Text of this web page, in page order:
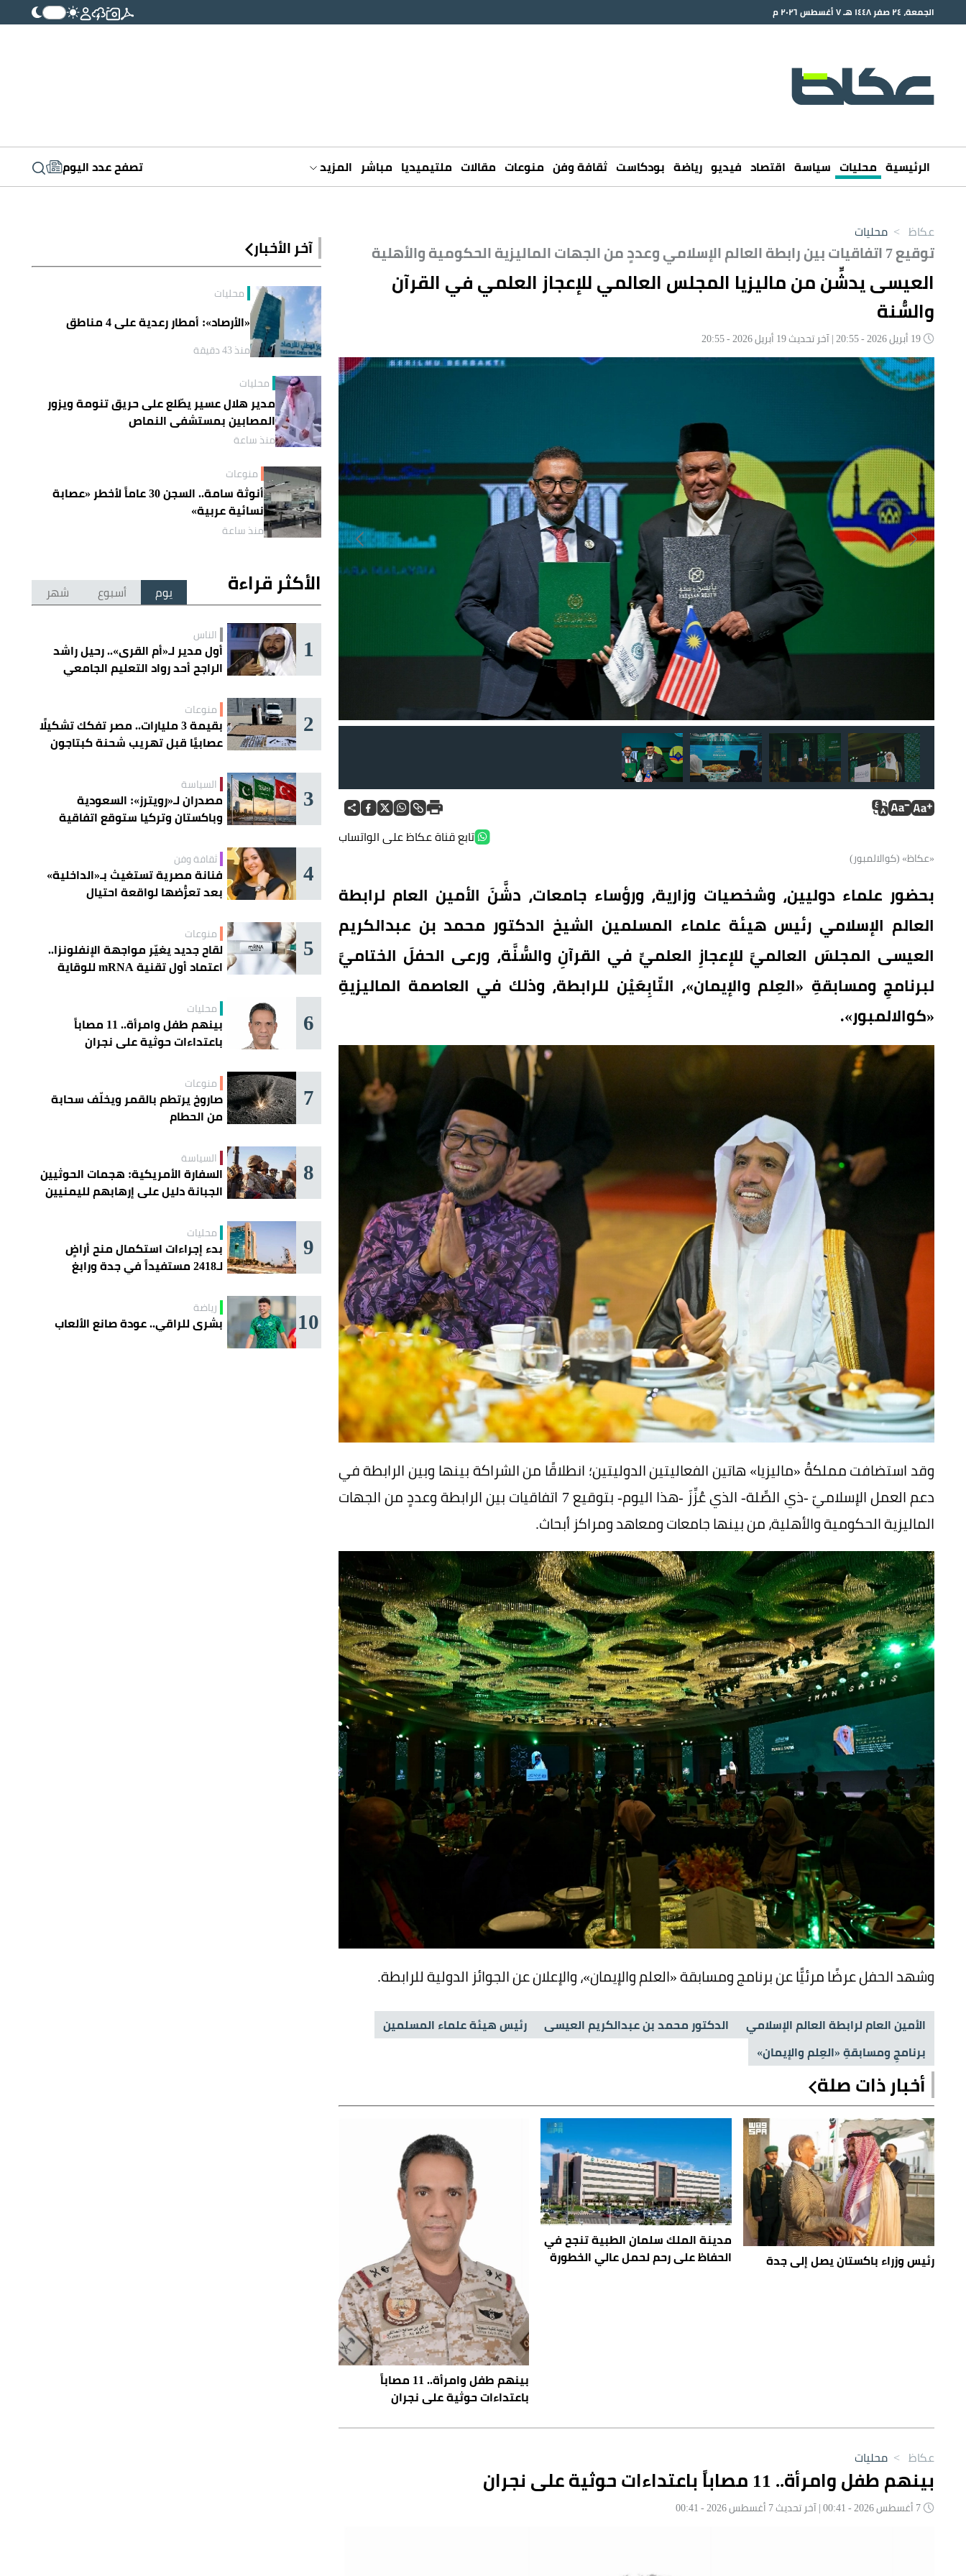
الجمعة، ٢٤ صفر ١٤٤٨ هـ ٧ أغسطس ٢٠٢٦ م
الرئيسية محليات سياسة اقتصاد فيديو رياضة بودكاست ثقافة وفن منوعات مقالات ملتيميديا مباشر المزيد تصفح عدد اليوم
عكاظ > محليات
توقيع 7 اتفاقيات بين رابطة العالم الإسلامي وعددٍ من الجهات الماليزية الحكومية والأهلية
العيسى يدشِّن من ماليزيا المجلس العالمي للإعجاز العلمي في القرآن
والسُّنة
تابع قناة عكاظ على الواتساب
«عكاظ» (كوالالمبور)
بحضور علماء دوليين، وشخصيات وزارية، ورؤساء جامعات، دشَّنَ الأمين العام لرابطة
العالم الإسلامي رئيس هيئة علماء المسلمين الشيخ الدكتور محمد بن عبدالكريم
العيسى المجلسَ العالميَّ للإعجازِ العلميِّ في القرآنِ والسُّنَّة، ورعى الحفلَ الختاميَّ
لبرنامجِ ومسابقةِ «العِلم والإيمان»، التّابِعَيْن للرابطة، وذلك في العاصمة الماليزيةِ
«كوالالمبور».
وقد استضافت مملكةُ «ماليزيا» هاتين الفعاليتين الدوليتين؛ انطلاقًا من الشراكة بينها وبين الرابطة في
دعم العمل الإسلاميّ -ذي الصِّلة- الذي عُزِّزَ -هذا اليوم- بتوقيع 7 اتفاقيات بين الرابطة وعددٍ من الجهات
الماليزية الحكومية والأهلية، من بينها جامعات ومعاهد ومراكز أبحاث.
وشهد الحفل عرضًا مرئيًّا عن برنامج ومسابقة «العلم والإيمان»، والإعلان عن الجوائز الدولية للرابطة.
الأمين العام لرابطة العالم الإسلامي الدكتور محمد بن عبدالكريم العيسى
رئيس هيئة علماء المسلمين
برنامجِ ومسابقةِ «العِلم والإيمان»
أخبار ذات صلة
رئيس وزراء باكستان يصل إلى جدة
مدينة الملك سلمان الطبية تنجح في
الحفاظ على رحم لحمل عالي الخطورة
بينهم طفل وامرأة.. 11 مصاباً
باعتداءات حوثية على نجران
آخر الأخبار
محليات
«الأرصاد»: أمطار رعدية على 4 مناطق
منذ 43 دقيقة
محليات
مدير هلال عسير يطّلع على حريق تنومة ويزور
المصابين بمستشفى النماص
منذ ساعة
منوعات
أنوثة سامة.. السجن 30 عاماً لأخطر «عصابة
نسائية عربية»
منذ ساعة
الأكثر قراءة يوم أسبوع شهر
1 الناس
أول مدير لـ«أم القرى».. رحيل راشد
الراجح أحد رواد التعليم الجامعي
2 منوعات
بقيمة 3 مليارات.. مصر تفكك تشكيلًا
عصابيًا قبل تهريب شحنة كبتاجون
3 السياسة
مصدران لـ«رويترز»: السعودية
وباكستان وتركيا ستوقع اتفاقية
4 ثقافة وفن
فنانة مصرية تستغيث بـ«الداخلية»
بعد تعرُّضها لواقعة احتيال
5 منوعات
لقاح جديد يغيّر مواجهة الإنفلونزا..
اعتماد أول تقنية mRNA للوقاية
6 محليات
بينهم طفل وامرأة.. 11 مصاباً
باعتداءات حوثية على نجران
7 منوعات
صاروخ يرتطم بالقمر ويخلّف سحابة
من الحطام
8 السياسة
السفارة الأمريكية: هجمات الحوثيين
الجبانة دليل على إرهابهم لليمنيين
9 محليات
بدء إجراءات استكمال منح أراضٍ
لـ2418 مستفيداً في جدة ورابغ
10 رياضة
بشرى للراقي.. عودة صانع الألعاب
عكاظ > محليات
بينهم طفل وامرأة.. 11 مصاباً باعتداءات حوثية على نجران